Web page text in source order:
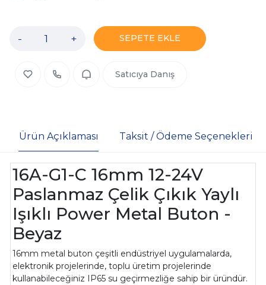
- + SEPETE EKLE
Satıcıya Danış
Ürün Açıklaması Taksit / Ödeme Seçenekleri
16A-G1-C 16mm 12-24V
Paslanmaz Çelik Çıkık Yaylı
Işıklı Power Metal Buton -
Beyaz
16mm metal buton çeşitli endüstriyel uygulamalarda,
elektronik projelerinde, toplu üretim projelerinde
kullanabileceğiniz IP65 su geçirmezliğe sahip bir üründür.